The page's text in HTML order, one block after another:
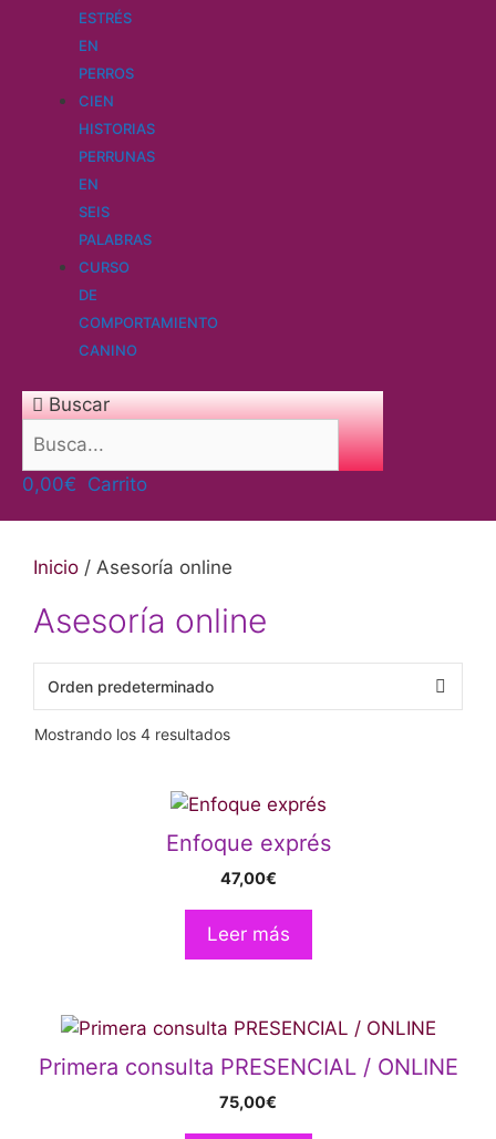
ESTRÉS
EN
PERROS
CIEN
HISTORIAS
PERRUNAS
EN
SEIS
PALABRAS
CURSO
DE
COMPORTAMIENTO
CANINO
Buscar
0,00€ Carrito
Inicio / Asesoría online
Asesoría online
Mostrando los 4 resultados
Enfoque exprés
47,00€
Leer más
Primera consulta PRESENCIAL / ONLINE
75,00€